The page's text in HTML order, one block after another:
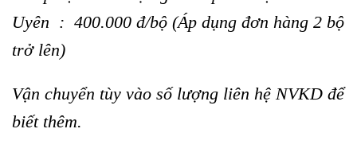
Uyên : 400.000 đ/bộ (Áp dụng đơn hàng 2 bộ
trở lên)
Vận chuyển tùy vào số lượng liên hệ NVKD để
biết thêm.